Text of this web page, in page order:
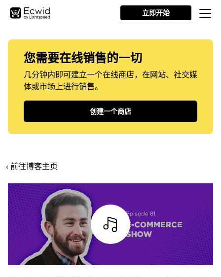
立即开始
您需要在线销售的一切
几分钟内即可建立一个在线商店，在网站、社交媒
体或市场上进行销售。
创建一个商店
‹ 前往博客主页